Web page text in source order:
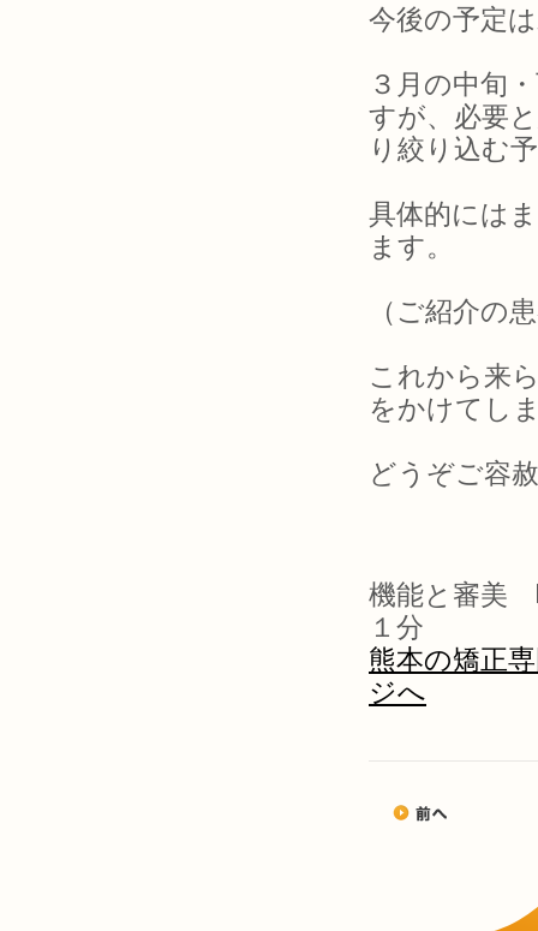
今後の予定
３月の中旬
すが、必要
り絞り込む
具体的には
ます。
（ご紹介の
これから来
をかけてし
どうぞご容
機能と審美
１分
熊本の矯正
ジへ